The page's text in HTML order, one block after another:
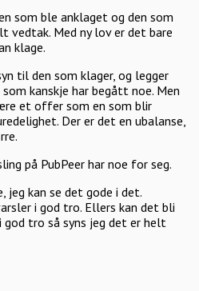
som ble anklaget og den som
vedtak. Med ny lov er det bare
klage.
til den som klager, og legger
kanskje har begått noe. Men
et offer som en som blir
Der er det en ubalanse,
på PubPeer har noe for seg.
kan se det gode i det.
i god tro. Ellers kan det bli
god tro så syns jeg det er helt